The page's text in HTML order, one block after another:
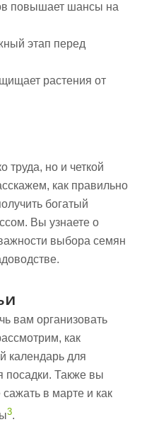
повышает шансы на
этап перед
растения от
труда, но и четкой
как правильно
богатый
Вы узнаете о
выбора семян
вам организовать
как
календарь для
посадки. Также вы
сажать в марте и как
3.